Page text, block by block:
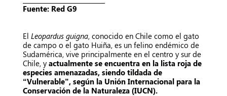
Fuente: Red G9
El Leopardus guigna, conocido en Chile como el gato
de campo o el gato Huiña, es un felino endémico de
Sudamérica, vive principalmente en el centro y sur de
Chile, y actualmente se encuentra en la lista roja de
especies amenazadas, siendo tildada de
“Vulnerable”, según la Unión Internacional para la
Conservación de la Naturaleza (IUCN).